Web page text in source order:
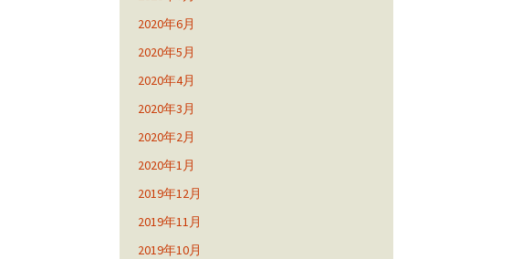
2020年6月
2020年5月
2020年4月
2020年3月
2020年2月
2020年1月
2019年12月
2019年11月
2019年10月